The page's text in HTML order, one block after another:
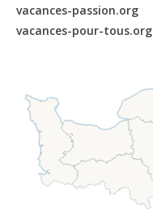
vacances-passion.org
vacances-pour-tous.org